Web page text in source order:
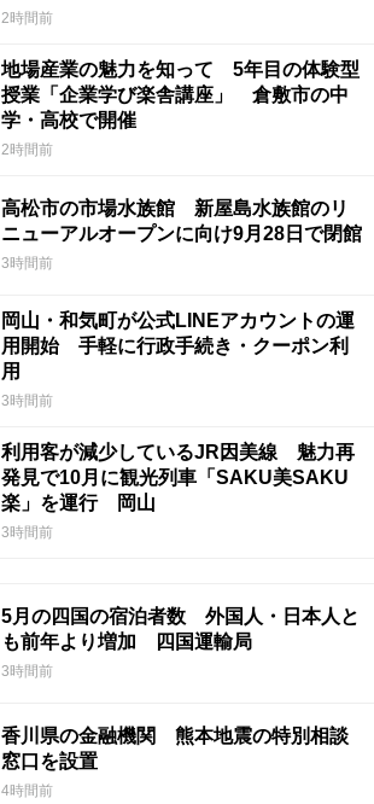
2時間前
地場産業の魅力を知って 5年目の体験型
授業「企業学び楽舎講座」 倉敷市の中
学・高校で開催
2時間前
高松市の市場水族館 新屋島水族館のリ
ニューアルオープンに向け9月28日で閉館
3時間前
岡山・和気町が公式LINEアカウントの運
用開始 手軽に行政手続き・クーポン利
用
3時間前
利用客が減少しているJR因美線 魅力再
発見で10月に観光列車「SAKU美SAKU
楽」を運行 岡山
3時間前
5月の四国の宿泊者数 外国人・日本人と
も前年より増加 四国運輸局
3時間前
香川県の金融機関 熊本地震の特別相談
窓口を設置
4時間前